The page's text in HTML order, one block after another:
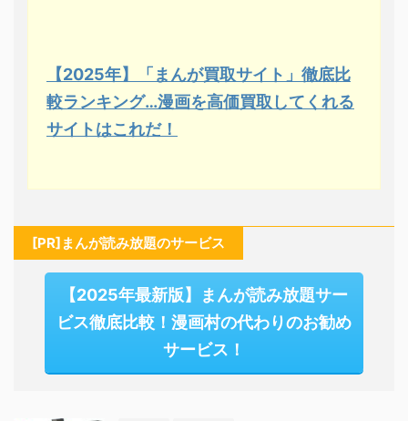
【2025年】「まんが買取サイト」徹底比
較ランキング…漫画を高価買取してくれる
サイトはこれだ！
[PR]まんが読み放題のサービス
【2025年最新版】まんが読み放題サー
ビス徹底比較！漫画村の代わりのお勧め
サービス！